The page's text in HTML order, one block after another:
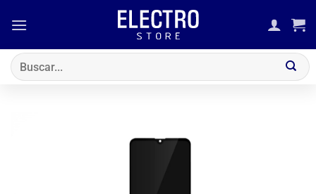
Buscar
por: